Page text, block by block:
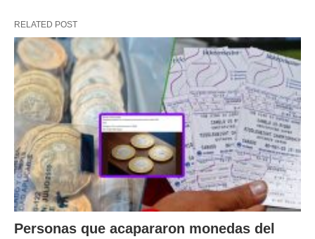
RELATED POST
Personas que acapararon monedas del